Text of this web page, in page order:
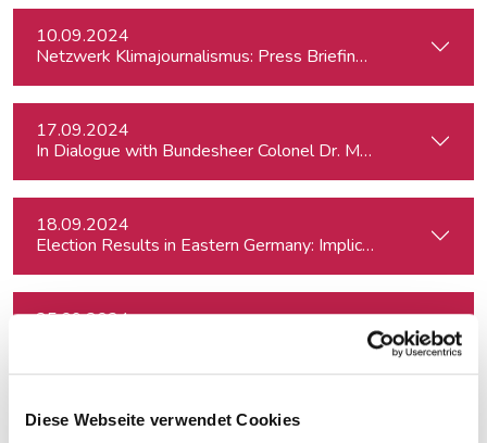
Diese Webseite verwendet Cookies
10.09.2024
Netzwerk Klimajournalismus: Press Briefing zur
17.09.2024
In Dialogue with Bundesheer Colonel Dr. Markus Reisner -
18.09.2024
Election Results in Eastern Germany:
25.09.2024
26.09.2024